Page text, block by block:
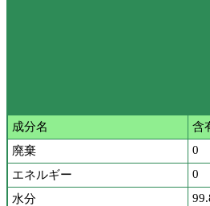
成分名 含
廃棄
0
エネルギー
0
水分